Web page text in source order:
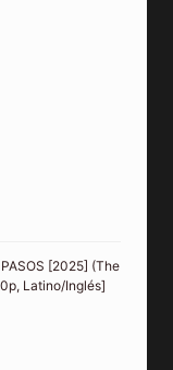
[2025] (The
Latino/Inglés]